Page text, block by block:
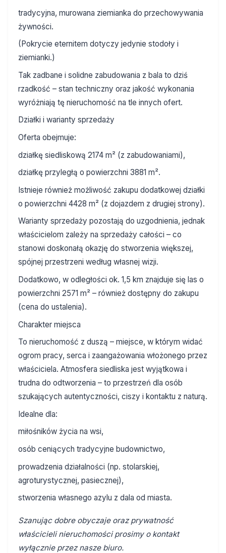
tradycyjna, murowana ziemianka do przechowywania
żywności.
(Pokrycie eternitem dotyczy jedynie stodoły i
ziemianki.)
Tak zadbane i solidne zabudowania z bala to dziś
rzadkość – stan techniczny oraz jakość wykonania
wyróżniają tę nieruchomość na tle innych ofert.
Działki i warianty sprzedaży
Oferta obejmuje:
działkę siedliskową 2174 m² (z zabudowaniami),
działkę przyległą o powierzchni 3881 m².
Istnieje również możliwość zakupu dodatkowej działki
o powierzchni 4428 m² (z dojazdem z drugiej strony).
Warianty sprzedaży pozostają do uzgodnienia, jednak
właścicielom zależy na sprzedaży całości – co
stanowi doskonałą okazję do stworzenia większej,
spójnej przestrzeni według własnej wizji.
Dodatkowo, w odległości ok. 1,5 km znajduje się las o
powierzchni 2571 m² – również dostępny do zakupu
(cena do ustalenia).
Charakter miejsca
To nieruchomość z duszą – miejsce, w którym widać
ogrom pracy, serca i zaangażowania włożonego przez
właściciela. Atmosfera siedliska jest wyjątkowa i
trudna do odtworzenia – to przestrzeń dla osób
szukających autentyczności, ciszy i kontaktu z naturą.
Idealne dla:
miłośników życia na wsi,
osób ceniących tradycyjne budownictwo,
prowadzenia działalności (np. stolarskiej,
agroturystycznej, pasiecznej),
stworzenia własnego azylu z dala od miasta.
Szanując dobre obyczaje oraz prywatność
właścicieli nieruchomości prosimy o kontakt
wyłącznie przez nasze biuro.